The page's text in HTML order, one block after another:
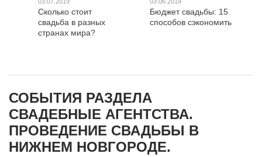
Сколько стоит
свадьба в разных
странах мира?
Бюджет свадьбы: 15
способов сэкономить
СОБЫТИЯ РАЗДЕЛА
СВАДЕБНЫЕ АГЕНТСТВА.
ПРОВЕДЕНИЕ СВАДЬБЫ В
НИЖНЕМ НОВГОРОДЕ.